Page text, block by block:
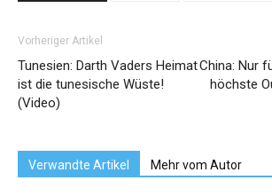
Vorheriger Artikel
Tunesien: Darth Vaders Heimat
ist die tunesische Wüste!
(Video)
China: Nur
höchste
Verwandte Artikel Mehr vom Autor